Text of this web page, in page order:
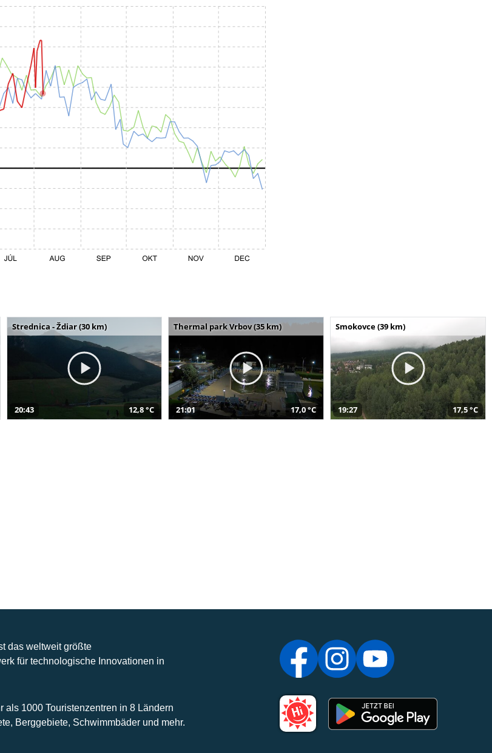
Strednica - Ždiar (30 km)
20:43 12,8 °C
Thermal park Vrbov (35 km)
21:01 17,0 °C
Smokovce (39 km)
19:27 17,5 °C
das weltweit größte
für technologische Innovationen in
als 1000 Touristenzentren in 8 Ländern
Berggebiete, Schwimmbäder und mehr.